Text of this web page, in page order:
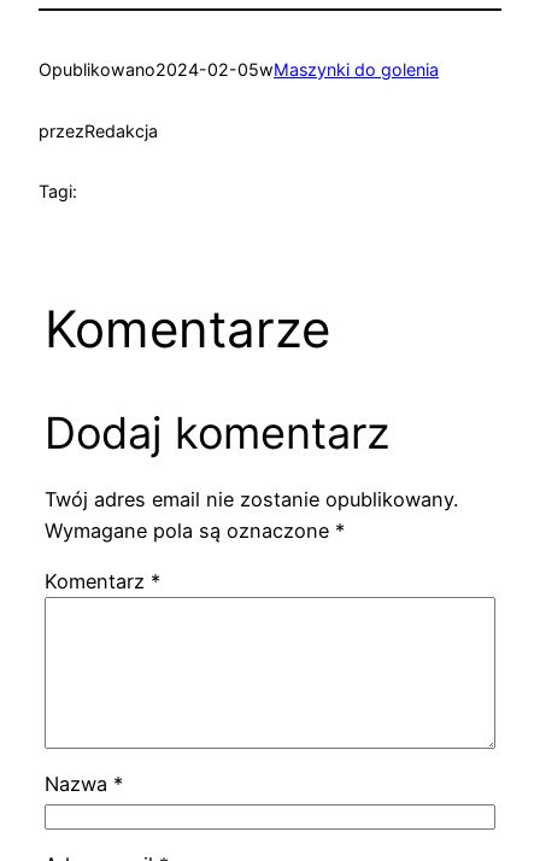
Opublikowano2024-02-05wMaszynki do golenia
przezRedakcja
Tagi:
Komentarze
Dodaj komentarz
Twój adres email nie zostanie opublikowany.
Wymagane pola są oznaczone *
Komentarz *
Nazwa *